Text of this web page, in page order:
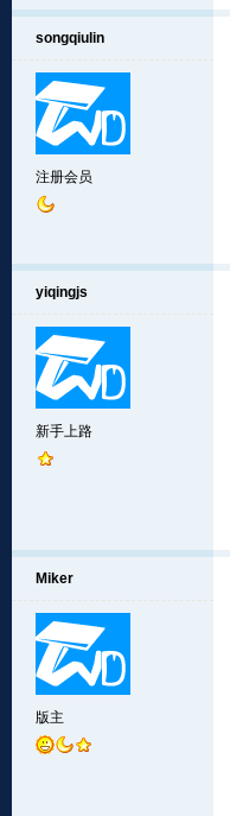
songqiulin
注册会员
yiqingjs
新手上路
Miker
版主